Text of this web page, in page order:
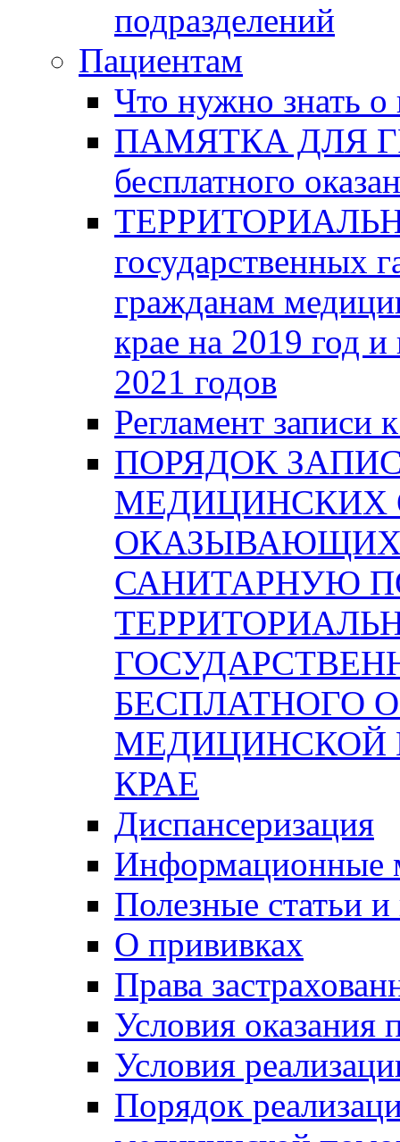
подразделений
Пациентам
Что нужно знать о
ПАМЯТКА ДЛЯ
бесплатного
государственных
гражданам
крае на 2019 год
2021 годов
Регламент записи
ПОРЯДОК
МЕДИЦИНСКИХ
САНИТАРНУЮ
БЕСПЛАТНОГО
КРАЕ
Диспансеризация
Информационные
Полезные статьи
О прививках
Права
Условия
Условия
Порядок